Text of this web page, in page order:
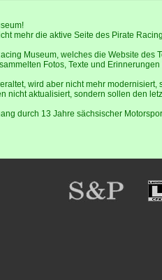
mehr die aktive Seite des Pirate
Museum, welches die Website
Fotos, Texte und
wird aber nicht mehr
nicht aktualisiert, sondern sollen den
durch 13 Jahre sächsischer